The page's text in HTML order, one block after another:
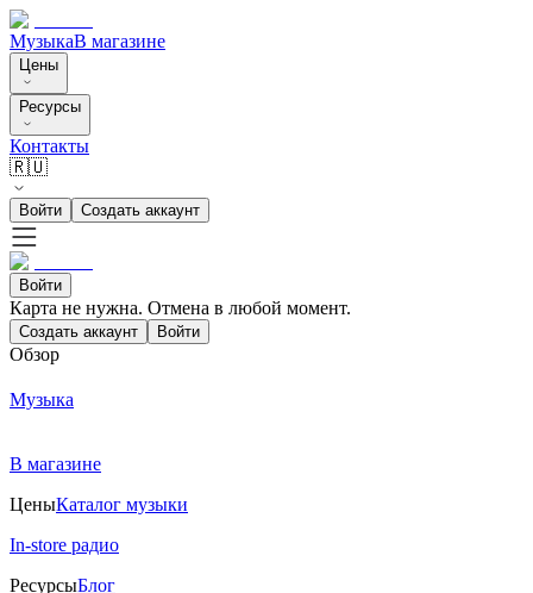
МузыкаВ магазине
Цены
Ресурсы
Контакты
🇷🇺
Войти Создать аккаунт
Войти
Карта не нужна. Отмена в любой момент.
Создать аккаунт Войти
Обзор
Музыка
В магазине
ЦеныКаталог музыки
In-store радио
РесурсыБлог